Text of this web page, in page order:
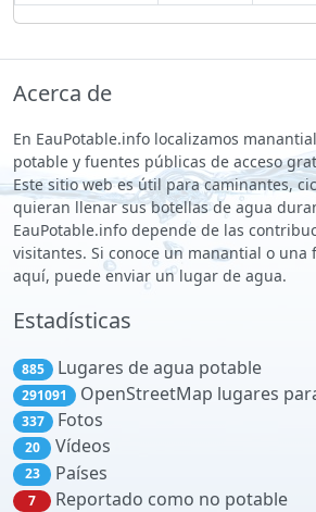
Acerca de
En EauPotable.info localizamos
potable y fuentes públicas de acceso
Este sitio web es útil para caminantes,
quieran llenar sus botellas de agua
EauPotable.info depende de las
visitantes. Si conoce un manantial o
aquí, puede enviar un lugar de agua.
Estadísticas
885 Lugares de agua potable
291091 OpenStreetMap lugares
337 Fotos
20 Vídeos
23 Países
7 Reportado como no potable